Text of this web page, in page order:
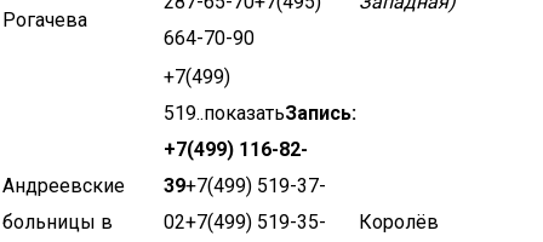
Рогачева
664-70-90
Андреевские
больницы в
+7(499)
519..показатьЗапись:
+7(499) 116-82-
39+7(499) 519-37-
02+7(499) 519-35-
Королёв